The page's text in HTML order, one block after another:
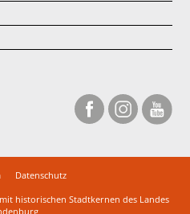
Datenschutz
historischen Stadtkernen des Landes